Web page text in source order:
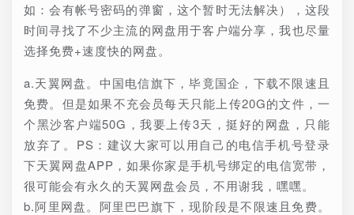
如：会有帐号密码的弹窗，这个暂时无法解决），这段
时间寻找了不少主流的网盘用于客户端分享，我也尽量
选择免费+速度快的网盘。
a.天翼网盘。中国电信旗下，毕竟国企，下载不限速且
免费。但是如果不充会员每天只能上传20G的文件，一
个黑沙客户端50G，我要上传3天，挺好的网盘，只能
放弃了。PS：建议大家可以用自己的电信手机号登录
下天翼网盘APP，如果你家是手机号绑定的电信宽带，
很可能会有永久的天翼网盘会员，不用谢我，嘿嘿。
b.阿里网盘。阿里巴巴旗下，现阶段是不限速且免费。